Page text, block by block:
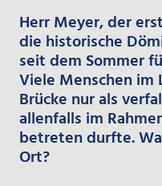
Herr Meyer, der
die historische
seit dem Sommer
Viele Menschen im
Brücke nur als
allenfalls im
betreten durfte.
Ort?